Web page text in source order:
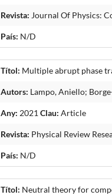
Revista: Journal Of Physics:
País: N/D
Títol: Multiple abrupt phase
Autors: Lampo, Aniello;
Any: 2021Clau: Article
Revista: Physical Review
País: N/D
Títol: Neutral theory for